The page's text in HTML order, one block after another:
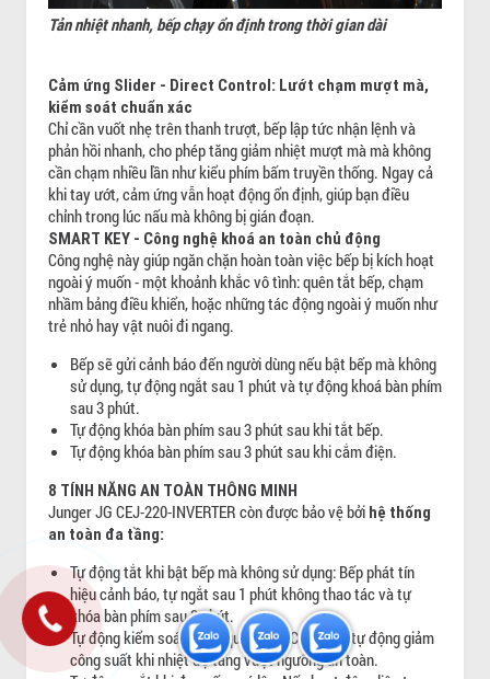
Tản nhiệt nhanh, bếp chạy ổn định trong thời gian dài
Cảm ứng Slider - Direct Control: Lướt chạm mượt mà,
kiểm soát chuẩn xác
Chỉ cần vuốt nhẹ trên thanh trượt, bếp lập tức nhận lệnh và
phản hồi nhanh, cho phép tăng giảm nhiệt mượt mà mà không
cần chạm nhiều lần như kiểu phím bấm truyền thống. Ngay cả
khi tay ướt, cảm ứng vẫn hoạt động ổn định, giúp bạn điều
chỉnh trong lúc nấu mà không bị gián đoạn.
SMART KEY - Công nghệ khoá an toàn chủ động
Công nghệ này giúp ngăn chặn hoàn toàn việc bếp bị kích hoạt
ngoài ý muốn - một khoảnh khắc vô tình: quên tắt bếp, chạm
nhầm bảng điều khiển, hoặc những tác động ngoài ý muốn như
trẻ nhỏ hay vật nuôi đi ngang.
Bếp sẽ gửi cảnh báo đến người dùng nếu bật bếp mà không
sử dụng, tự động ngắt sau 1 phút và tự động khoá bàn phím
sau 3 phút.
Tự động khóa bàn phím sau 3 phút sau khi tắt bếp.
Tự động khóa bàn phím sau 3 phút sau khi cắm điện.
8 TÍNH NĂNG AN TOÀN THÔNG MINH
Junger JG CEJ-220-INVERTER còn được bảo vệ bởi hệ thống
an toàn đa tầng:
Tự động tắt khi bật bếp mà không sử dụng: Bếp phát tín
hiệu cảnh báo, tự ngắt sau 1 phút không thao tác và tự
khóa bàn phím sau 3 phút.
Tự động kiểm soát khi bị quá nhiệt: Cảm biến tự động giảm
công suất khi nhiệt độ tăng vượt ngưỡng an toàn.